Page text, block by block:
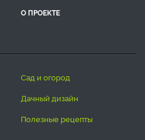
О ПРОЕКТЕ
сад и огород
дачный дизайн
полезные рецепты